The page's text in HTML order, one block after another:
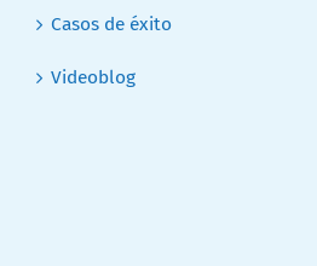
Casos de éxito
Videoblog